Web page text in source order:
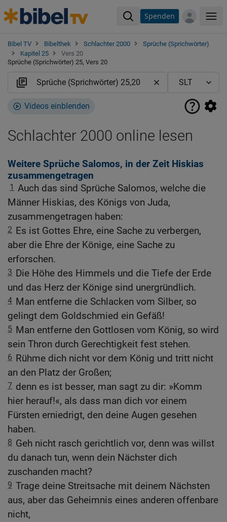
Spenden
Bibel TV Bibelthek Schlachter 2000
Sprüche (Sprichwörter)
Kapitel 25
Vers 20
Sprüche (Sprichwörter) 25, Vers 20
Videos einblenden
Schlachter 2000 online lesen
Weitere Sprüche Salomos, in der Zeit Hiskias
zusammengetragen
1 Auch das sind Sprüche Salomos, welche die
Männer Hiskias, des Königs von Juda,
zusammengetragen haben:
2 Es ist Gottes Ehre, eine Sache zu verbergen,
aber die Ehre der Könige, eine Sache zu
erforschen.
3 Die Höhe des Himmels und die Tiefe der Erde
und das Herz der Könige sind unergründlich.
4 Man entferne die Schlacken vom Silber, so
gelingt dem Goldschmied ein Gefäß!
5 Man entferne den Gottlosen vom König, so wird
sein Thron durch Gerechtigkeit fest stehen.
6 Rühme dich nicht vor dem König und tritt nicht
an den Platz der Großen;
7 denn es ist besser, man sagt zu dir: »Komm
hier herauf!«, als dass man dich vor einem
Fürsten erniedrigt, den deine Augen gesehen
haben.
8 Geh nicht rasch gerichtlich vor, denn was willst
du danach tun, wenn dein Nächster dich
zuschanden macht?
9 Trage deine Streitsache mit deinem Nächsten
aus, aber das Geheimnis eines anderen offenbare
nicht,